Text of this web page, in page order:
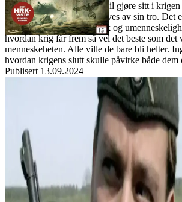
Berlin, 1941. Fem venner vil gjøre sitt i krigen
ulik bakgrunn, men alle drives av sin tro. Det
og heder, men også om svik og
hvordan krig får frem så vel det beste som det
menneskeheten. Alle ville de bare bli helter.
hvordan krigens slutt skulle påvirke både dem
Publisert 13.09.2024